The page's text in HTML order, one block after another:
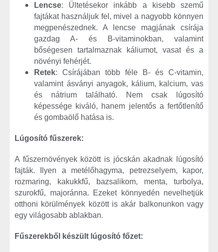
Lencse: Ültetésekor inkább a kisebb szemű
fajtákat használjuk fel, mivel a nagyobb könnyen
megpenészednek. A lencse magjának csírája
gazdag A- és B-vitaminokban, valamint
bőségesen tartalmaznak káliumot, vasat és a
növényi fehérjét.
Retek: Csírájában több féle B- és C-vitamin,
valamint ásványi anyagok, kálium, kalcium, vas
és nátrium található. Nem csak lúgosító
képessége kiváló, hanem jelentős a fertőtlenítő
és gombaölő hatása is.
Lúgosító fűszerek:
A fűszernövények között is jócskán akadnak lúgosító
fajták. Ilyen a metélőhagyma, petrezselyem, kapor,
rozmaring, kakukkfű, bazsalikom, menta, turbolya,
szurokfű, majoránna. Ezeket könnyedén nevelhetjük
otthoni körülmények között is akár balkonunkon vagy
egy világosabb ablakban.
Fűszerekből készült lúgosító főzet: